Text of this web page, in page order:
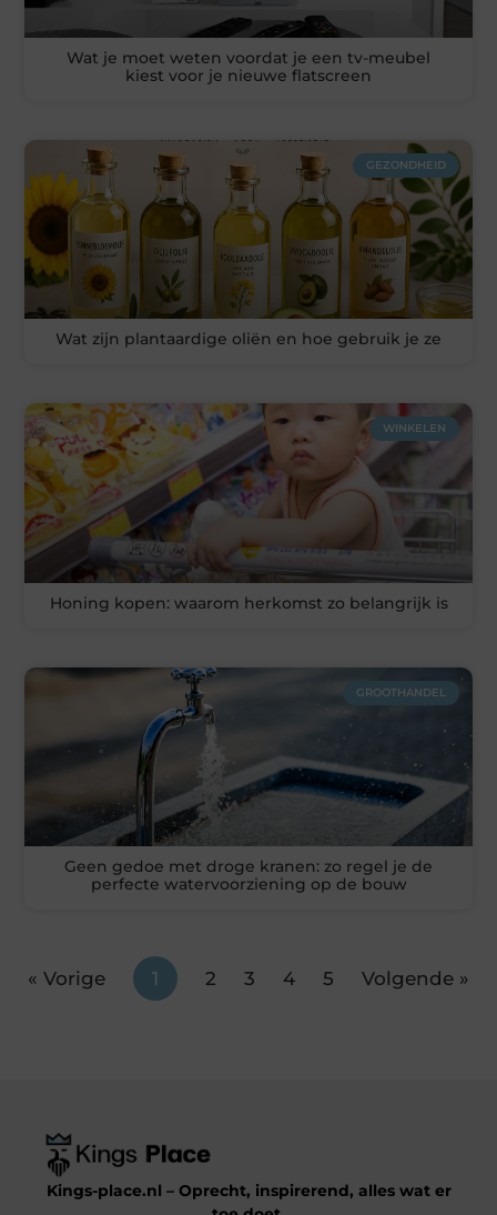
Wat je moet weten voordat je een tv-meubel
kiest voor je nieuwe flatscreen
GEZONDHEID
Wat zijn plantaardige oliën en hoe gebruik je ze
WINKELEN
Honing kopen: waarom herkomst zo belangrijk is
GROOTHANDEL
Geen gedoe met droge kranen: zo regel je de
perfecte watervoorziening op de bouw
« Vorige 1 2 3 4 5 Volgende »
Kings-place.nl – Oprecht, inspirerend, alles wat er